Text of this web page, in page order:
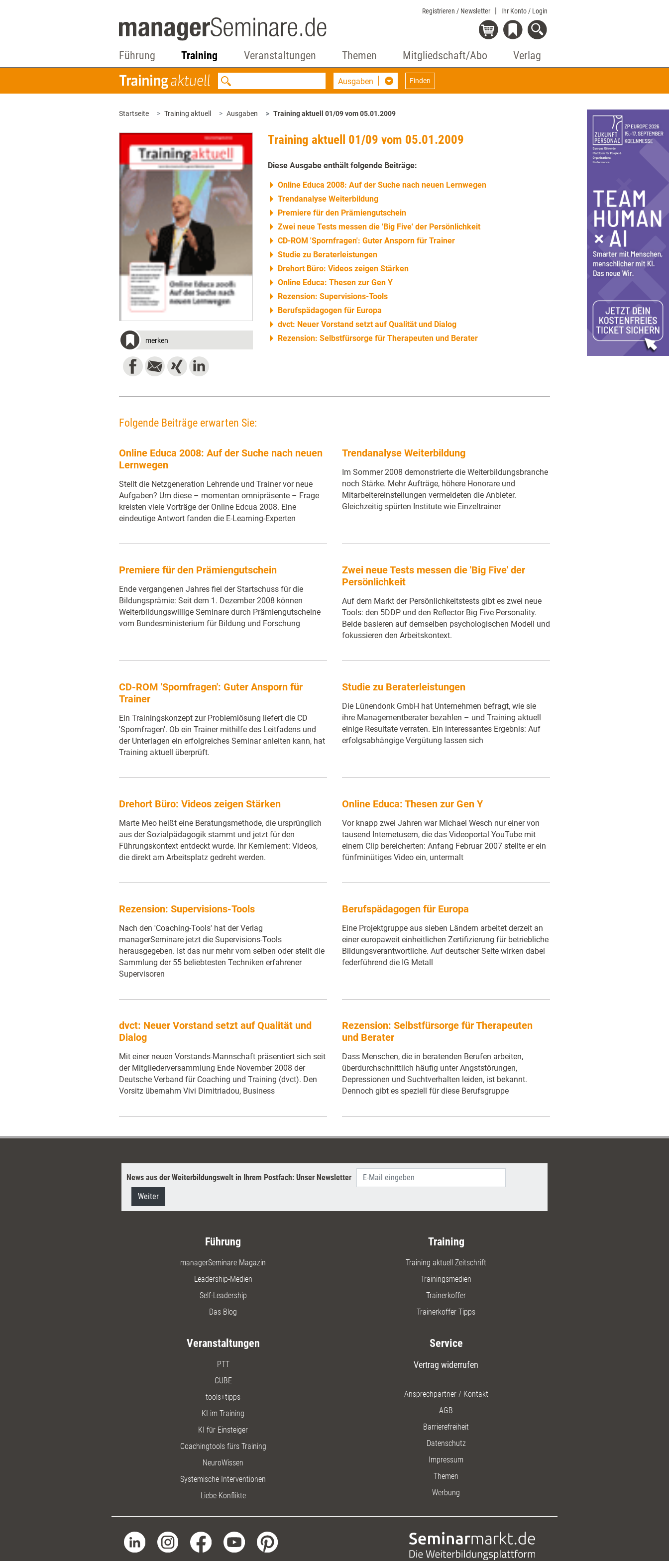
Registrieren / Newsletter Ihr Konto / Login
Führung Training Veranstaltungen Themen Mitgliedschaft/Abo Verlag
Ausgaben Finden
Startseite Training aktuell Ausgaben Training aktuell 01/09 vom 05.01.2009
merken
Training aktuell 01/09 vom 05.01.2009
Diese Ausgabe enthält folgende Beiträge:
Online Educa 2008: Auf der Suche nach neuen Lernwegen
Trendanalyse Weiterbildung
Premiere für den Prämiengutschein
Zwei neue Tests messen die 'Big Five' der Persönlichkeit
CD-ROM 'Spornfragen': Guter Ansporn für Trainer
Studie zu Beraterleistungen
Drehort Büro: Videos zeigen Stärken
Online Educa: Thesen zur Gen Y
Rezension: Supervisions-Tools
Berufspädagogen für Europa
dvct: Neuer Vorstand setzt auf Qualität und Dialog
Rezension: Selbstfürsorge für Therapeuten und Berater
Folgende Beiträge erwarten Sie:
Online Educa 2008: Auf der Suche nach neuen
Lernwegen
Stellt die Netzgeneration Lehrende und Trainer vor neue
Aufgaben? Um diese – momentan omnipräsente – Frage
kreisten viele Vorträge der Online Edcua 2008. Eine
eindeutige Antwort fanden die E-Learning-Experten
Trendanalyse Weiterbildung
Im Sommer 2008 demonstrierte die Weiterbildungsbranche
noch Stärke. Mehr Aufträge, höhere Honorare und
Mitarbeitereinstellungen vermeldeten die Anbieter.
Gleichzeitig spürten Institute wie Einzeltrainer
Premiere für den Prämiengutschein
Ende vergangenen Jahres fiel der Startschuss für die
Bildungsprämie: Seit dem 1. Dezember 2008 können
Weiterbildungswillige Seminare durch Prämiengutscheine
vom Bundesministerium für Bildung und Forschung
Zwei neue Tests messen die 'Big Five' der
Persönlichkeit
Auf dem Markt der Persönlichkeitstests gibt es zwei neue
Tools: den 5DDP und den Reflector Big Five Personality.
Beide basieren auf demselben psychologischen Modell und
fokussieren den Arbeitskontext.
CD-ROM 'Spornfragen': Guter Ansporn für
Trainer
Ein Trainingskonzept zur Problemlösung liefert die CD
'Spornfragen'. Ob ein Trainer mithilfe des Leitfadens und
der Unterlagen ein erfolgreiches Seminar anleiten kann, hat
Training aktuell überprüft.
Studie zu Beraterleistungen
Die Lünendonk GmbH hat Unternehmen befragt, wie sie
ihre Managementberater bezahlen – und Training aktuell
einige Resultate verraten. Ein interessantes Ergebnis: Auf
erfolgsabhängige Vergütung lassen sich
Drehort Büro: Videos zeigen Stärken
Marte Meo heißt eine Beratungsmethode, die ursprünglich
aus der Sozialpädagogik stammt und jetzt für den
Führungskontext entdeckt wurde. Ihr Kernlement: Videos,
die direkt am Arbeitsplatz gedreht werden.
Online Educa: Thesen zur Gen Y
Vor knapp zwei Jahren war Michael Wesch nur einer von
tausend Internetusern, die das Videoportal YouTube mit
einem Clip bereicherten: Anfang Februar 2007 stellte er ein
fünfminütiges Video ein, untermalt
Rezension: Supervisions-Tools
Nach den 'Coaching-Tools' hat der Verlag
managerSeminare jetzt die Supervisions-Tools
herausgegeben. Ist das nur mehr vom selben oder stellt die
Sammlung der 55 beliebtesten Techniken erfahrener
Supervisoren
Berufspädagogen für Europa
Eine Projektgruppe aus sieben Ländern arbeitet derzeit an
einer europaweit einheitlichen Zertifizierung für betriebliche
Bildungsverantwortliche. Auf deutscher Seite wirken dabei
federführend die IG Metall
dvct: Neuer Vorstand setzt auf Qualität und
Dialog
Mit einer neuen Vorstands-Mannschaft präsentiert sich seit
der Mitgliederversammlung Ende November 2008 der
Deutsche Verband für Coaching und Training (dvct). Den
Vorsitz übernahm Vivi Dimitriadou, Business
Rezension: Selbstfürsorge für Therapeuten
und Berater
Dass Menschen, die in beratenden Berufen arbeiten,
überdurchschnittlich häufig unter Angststörungen,
Depressionen und Suchtverhalten leiden, ist bekannt.
Dennoch gibt es speziell für diese Berufsgruppe
News aus der Weiterbildungswelt in Ihrem Postfach: Unser Newsletter
Weiter
Führung
managerSeminare Magazin
Leadership-Medien
Self-Leadership
Das Blog
Training
Training aktuell Zeitschrift
Trainingsmedien
Trainerkoffer
Trainerkoffer Tipps
Veranstaltungen
PTT
CUBE
tools+tipps
KI im Training
KI für Einsteiger
Coachingtools fürs Training
NeuroWissen
Systemische Interventionen
Liebe Konflikte
Service
Vertrag widerrufen
Ansprechpartner / Kontakt
AGB
Barrierefreiheit
Datenschutz
Impressum
Themen
Werbung